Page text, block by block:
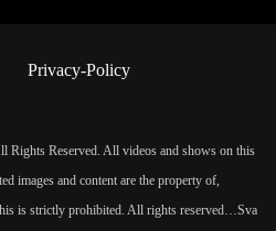
Privacy-Policy
Rights Reserved. All videos and shows on this
images and content are the property of,
is strictly prohibited. All rights reserved…Sva